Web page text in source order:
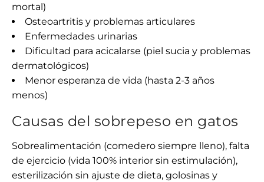
mortal)
Osteoartritis y problemas articulares
Enfermedades urinarias
Dificultad para acicalarse (piel sucia y problemas
dermatológicos)
Menor esperanza de vida (hasta 2-3 años
menos)
Causas del sobrepeso en gatos
Sobrealimentación (comedero siempre lleno), falta
de ejercicio (vida 100% interior sin estimulación),
esterilización sin ajuste de dieta, golosinas y